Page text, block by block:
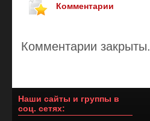
Комментарии
Комментарии закрыты.
Наши сайты и группы в
соц. сетях: